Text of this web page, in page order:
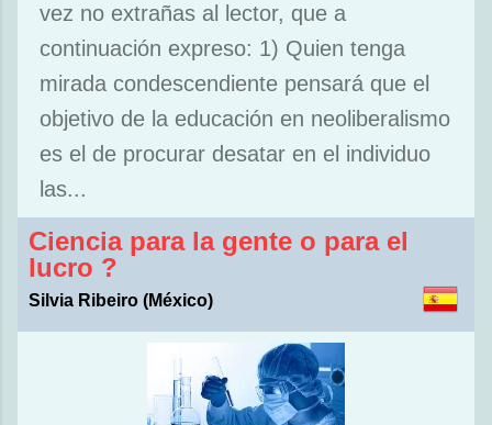
vez no extrañas al lector, que a
continuación expreso: 1) Quien tenga
mirada condescendiente pensará que el
objetivo de la educación en neoliberalismo
es el de procurar desatar en el individuo
las...
Ciencia para la gente o para el
lucro ?
Silvia Ribeiro (México)